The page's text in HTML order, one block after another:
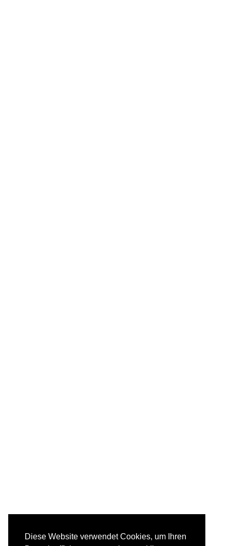
Diese Website verwendet Cookies, um Ihren